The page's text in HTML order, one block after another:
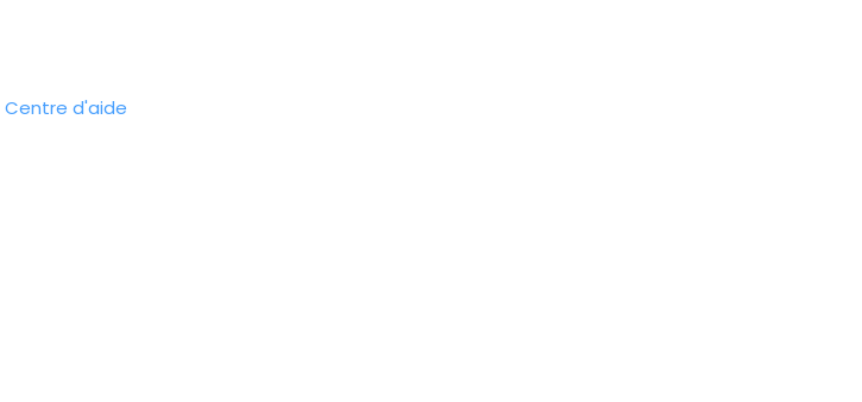
Centre d'aide